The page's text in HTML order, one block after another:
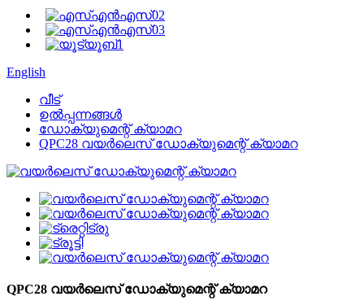
English
വീട്
ഉൽപ്പന്നങ്ങൾ
ഡോക്യുമെന്റ് ക്യാമറ
QPC28 വയർലെസ് ഡോക്യുമെന്റ് ക്യാമറ
QPC28 വയർലെസ് ഡോക്യുമെന്റ് ക്യാമറ